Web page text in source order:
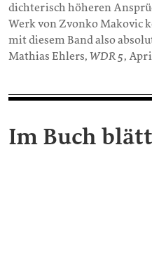
dichterisch höheren
Werk von Zvonko Makovic
mit diesem Band also
Mathias Ehlers, WDR 5,
Im Buch